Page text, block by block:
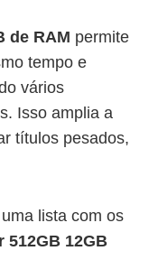
de RAM permite
tempo e
vários
Isso amplia a
títulos pesados,
lista com os
512GB 12GB